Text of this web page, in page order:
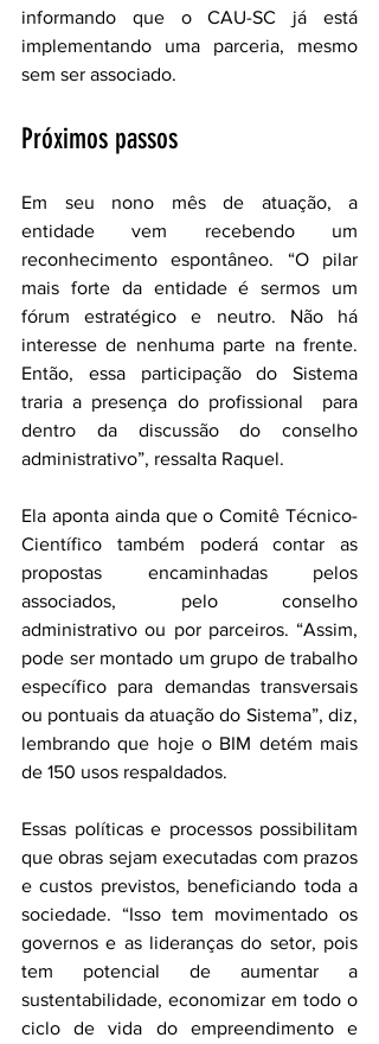
informando que o CAU-SC já está
implementando uma parceria, mesmo
sem ser associado.
Próximos passos
Em seu nono mês de atuação, a
entidade vem recebendo um
reconhecimento espontâneo. “O pilar
mais forte da entidade é sermos um
fórum estratégico e neutro. Não há
interesse de nenhuma parte na frente.
Então, essa participação do Sistema
traria a presença do profissional  para
dentro da discussão do conselho
administrativo”, ressalta Raquel.
Ela aponta ainda que o Comitê Técnico-
Científico também poderá contar as
propostas encaminhadas pelos
associados, pelo conselho
administrativo ou por parceiros. “Assim,
pode ser montado um grupo de trabalho
específico para demandas transversais
ou pontuais da atuação do Sistema”, diz,
lembrando que hoje o BIM detém mais
de 150 usos respaldados.
Essas políticas e processos possibilitam
que obras sejam executadas com prazos
e custos previstos, beneficiando toda a
sociedade. “Isso tem movimentado os
governos e as lideranças do setor, pois
tem potencial de aumentar a
sustentabilidade, economizar em todo o
ciclo de vida do empreendimento e